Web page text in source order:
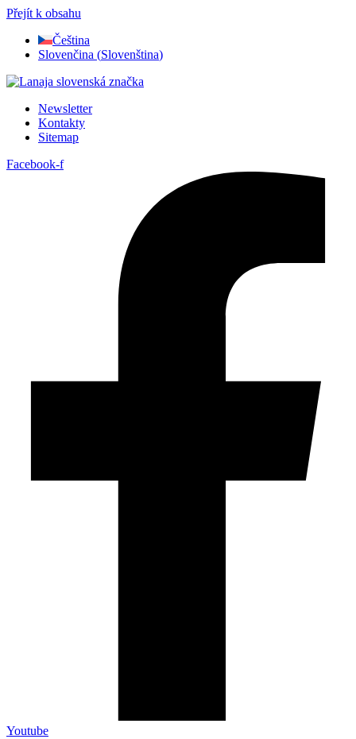
Přejít k obsahu
Čeština
Slovenčina (Slovenština)
Newsletter
Kontakty
Sitemap
Facebook-f
Youtube